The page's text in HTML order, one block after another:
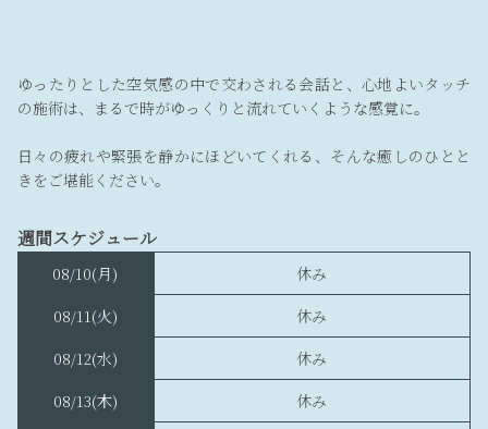
ゆったりとした空気感の中で交わされる会話と、心地よいタッチ
の施術は、まるで時がゆっくりと流れていくような感覚に。
日々の疲れや緊張を静かにほどいてくれる、そんな癒しのひとと
きをご堪能ください。
週間スケジュール
08/10(月)
08/11 (火)
08/12(水)
08/13(木)
休み
休み
休み
休み